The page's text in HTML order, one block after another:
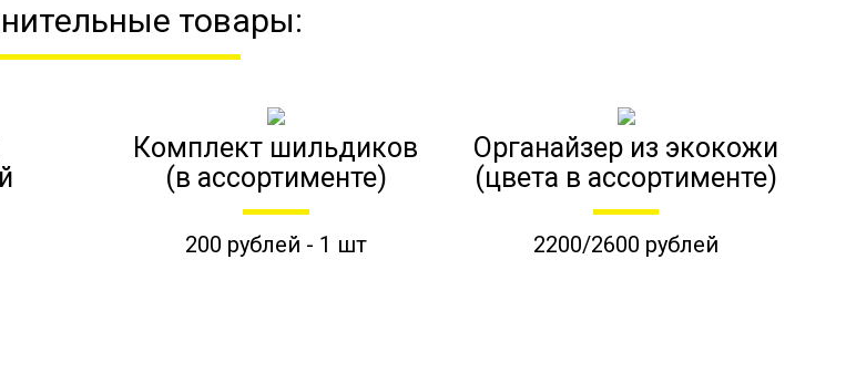
товары:
Комплект шильдиков
(в ассортименте)
200 рублей - 1 шт
Органайзер из экокожи
(цвета в ассортименте)
2200/2600 рублей